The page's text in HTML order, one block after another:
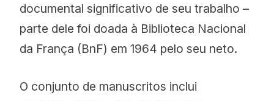
documental significativo de seu trabalho –
parte dele foi doada à Biblioteca Nacional
da França (BnF) em 1964 pelo seu neto.
O conjunto de manuscritos inclui